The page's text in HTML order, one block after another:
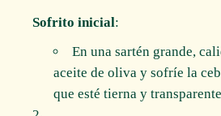
Sofrito inicial:
En una sartén grande,
aceite de oliva y sofríe la
que esté tierna y